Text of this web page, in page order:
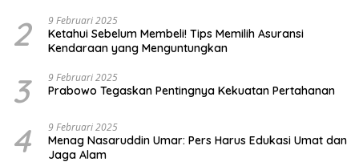
2 9 Februari 2025
Ketahui Sebelum Membeli! Tips Memilih Asuransi
Kendaraan yang Menguntungkan
3 9 Februari 2025
Prabowo Tegaskan Pentingnya Kekuatan Pertahanan
4 9 Februari 2025
Menag Nasaruddin Umar: Pers Harus Edukasi Umat dan
Jaga Alam